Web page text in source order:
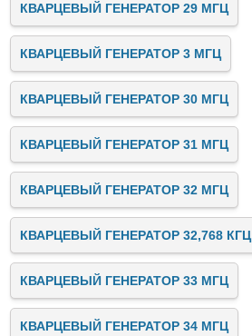
КВАРЦЕВЫЙ ГЕНЕРАТОР 29 МГЦ
КВАРЦЕВЫЙ ГЕНЕРАТОР 3 МГЦ
КВАРЦЕВЫЙ ГЕНЕРАТОР 30 МГЦ
КВАРЦЕВЫЙ ГЕНЕРАТОР 31 МГЦ
КВАРЦЕВЫЙ ГЕНЕРАТОР 32 МГЦ
КВАРЦЕВЫЙ ГЕНЕРАТОР 32,768 КГЦ
КВАРЦЕВЫЙ ГЕНЕРАТОР 33 МГЦ
КВАРЦЕВЫЙ ГЕНЕРАТОР 34 МГЦ